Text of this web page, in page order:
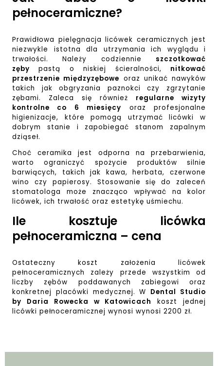
pełnoceramiczne?
Prawidłowa pielęgnacja licówek ceramicznych jest
niezwykle istotna dla utrzymania ich wyglądu i
trwałości. Należy codziennie szczotkować
zęby pastą o niskiej ścieralności, nitkować
przestrzenie międzyzębowe oraz unikać nawyków
takich jak obgryzania paznokci czy zgrzytanie
zębami. Zaleca się również regularne wizyty
kontrolne co 6 miesięcy oraz profesjonalne
higienizacje, które pomogą utrzymać licówki w
dobrym stanie i zapobiegać stanom zapalnym
dziąseł.
Choć ceramika jest odporna na przebarwienia,
warto ograniczyć spożycie produktów silnie
barwiących, takich jak kawa, herbata, czerwone
wino czy papierosy. Stosowanie się do zaleceń
stomatologa może znacząco wpływać na kolor
licówek, ich trwałość oraz estetykę uśmiechu.
Ile kosztuje licówka
pełnoceramiczna – cena
Ostateczny koszt założenia licówek
pełnoceramicznych zależy przede wszystkim od
liczby zębów poddawanych zabiegowi oraz
konkretnej placówki medycznej. W Dental Studio
by Daria Rowecka w Katowicach
koszt jednej
licówki pełnoceramicznej wynosi wynosi 2200 zł.